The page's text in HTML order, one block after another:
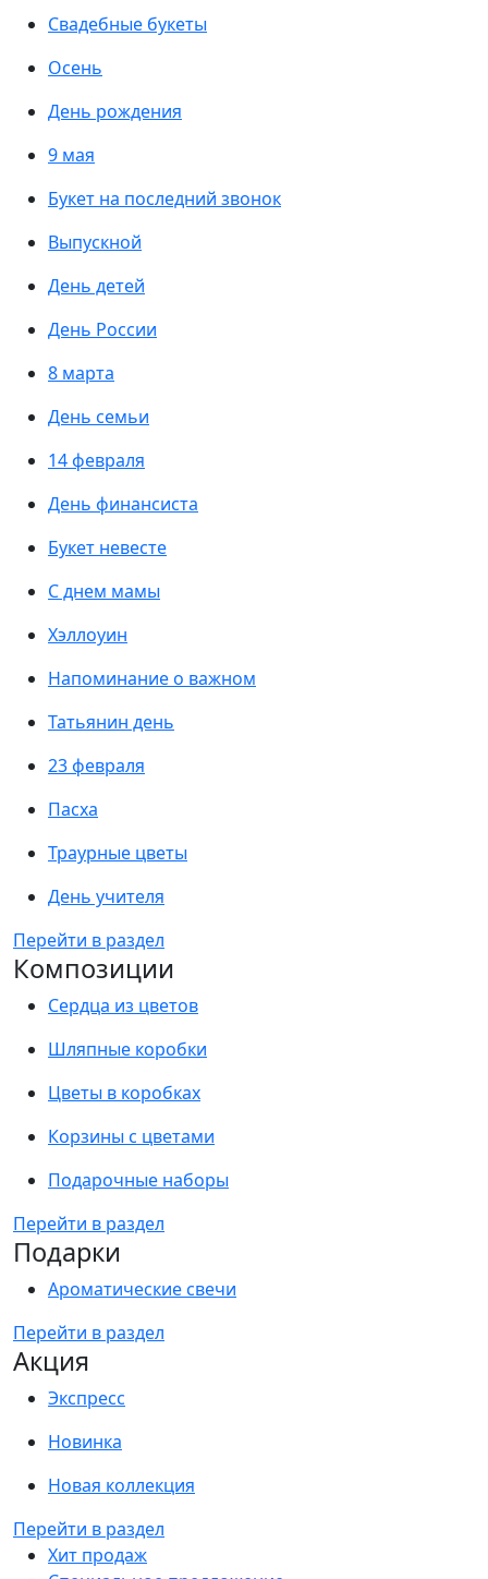
Свадебные букеты
Осень
День рождения
9 мая
Букет на последний звонок
Выпускной
День детей
День России
8 марта
День семьи
14 февраля
День финансиста
Букет невесте
С днем мамы
Хэллоуин
Напоминание о важном
Татьянин день
23 февраля
Пасха
Траурные цветы
День учителя
Перейти в раздел
Композиции
Сердца из цветов
Шляпные коробки
Цветы в коробках
Корзины с цветами
Подарочные наборы
Перейти в раздел
Подарки
Ароматические свечи
Перейти в раздел
Акция
Экспресс
Новинка
Новая коллекция
Перейти в раздел
Хит продаж